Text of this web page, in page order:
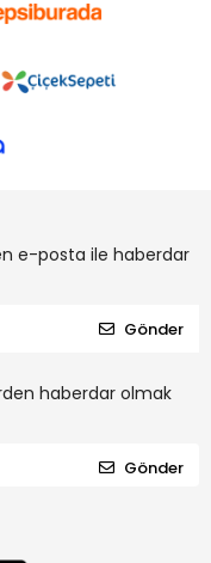
e-posta ile haberdar
Gönder
haberdar olmak
Gönder